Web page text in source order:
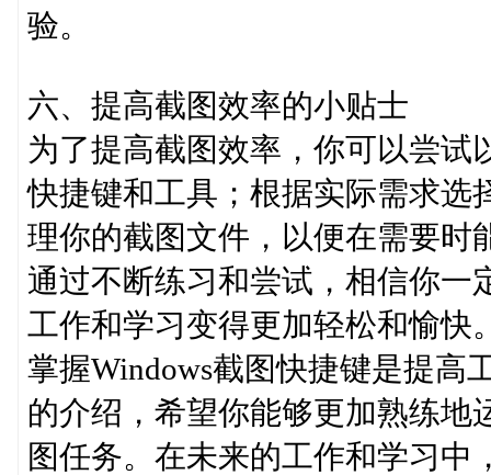
验。
六、提高截图效率的小贴士
为了提高截图效率，你可以尝试
快捷键和工具；根据实际需求选
理你的截图文件，以便在需要时
通过不断练习和尝试，相信你一
工作和学习变得更加轻松和愉快
掌握Windows截图快捷键是提高
的介绍，希望你能够更加熟练地
图任务。在未来的工作和学习